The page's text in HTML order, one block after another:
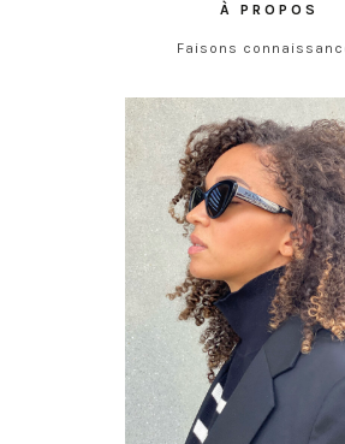
À PROPOS
Faisons